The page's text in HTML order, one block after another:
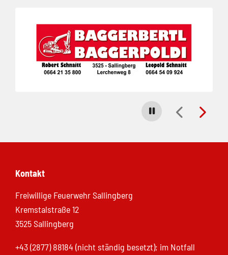
Carousel stoppen
Kontakt
Freiwillige Feuerwehr Sallingberg
Kremstalstraße 12
3525 Sallingberg
+43 (2877) 88184 (nicht ständig besetzt); im Notfall